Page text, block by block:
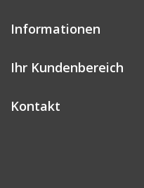
Informationen
Ihr Kundenbereich
Kontakt